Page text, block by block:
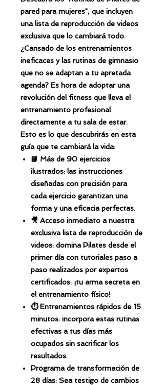
pared para mujeres", que incluyen
una lista de reproducción de videos
exclusiva que lo cambiará todo.
¿Cansado de los entrenamientos
ineficaces y las rutinas de gimnasio
que no se adaptan a tu apretada
agenda? Es hora de adoptar una
revolución del fitness que lleva el
entrenamiento profesional
directamente a tu sala de estar.
Esto es lo que descubrirás en esta
guía que te cambiará la vida:
📘 Más de 90 ejercicios
ilustrados: las instrucciones
diseñadas con precisión para
cada ejercicio garantizan una
forma y una eficacia perfectas.
🎥 Acceso inmediato a nuestra
exclusiva lista de reproducción de
videos: domina Pilates desde el
primer día con tutoriales paso a
paso realizados por expertos
certificados: ¡tu arma secreta en
el entrenamiento físico!
⏱️ Entrenamientos rápidos de 15
minutos: incorpora estas rutinas
efectivas a tus días más
ocupados sin sacrificar los
resultados.
Programa de transformación de
28 días: Sea testigo de cambios